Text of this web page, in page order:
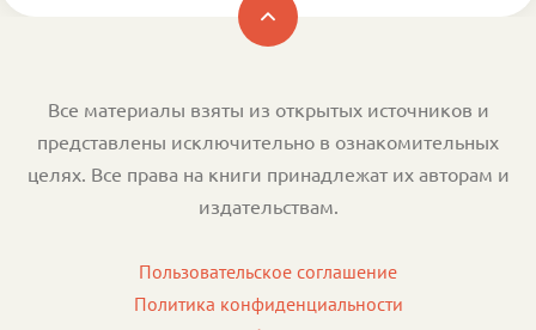
Все материалы взяты из открытых источников и
представлены исключительно в ознакомительных
целях. Все права на книги принадлежат их авторам и
издательствам.
Пользовательское соглашение
Политика конфиденциальности